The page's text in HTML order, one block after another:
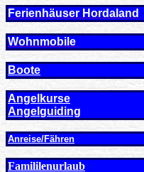
Ferienhäuser Hordaland
Wohnmobile
Boote
Angelkurse
Angel guiding
Anreise/Fähren
Famililenurlaub